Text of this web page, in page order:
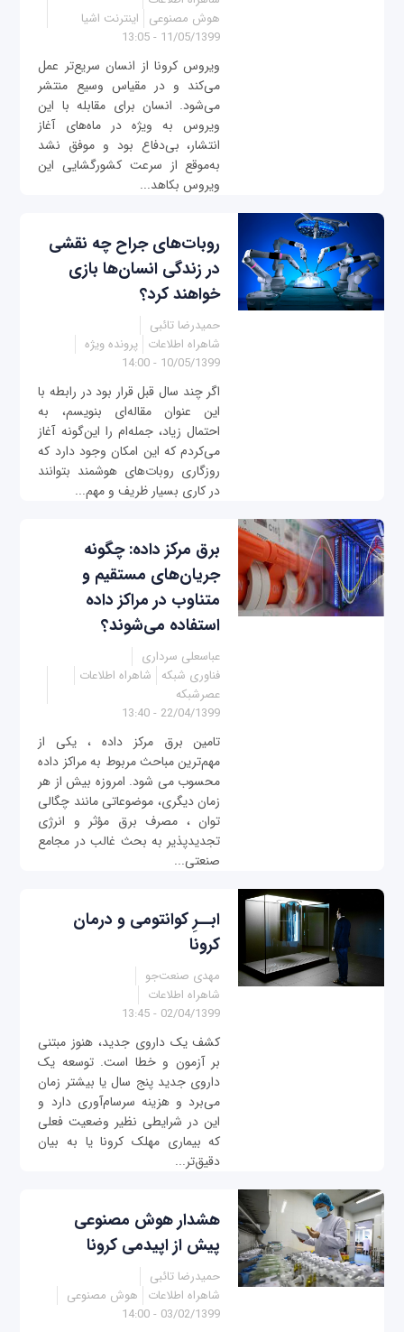
هوش مصنوعی
اینترنت اشیا
11/05/1399 - 13:05
ویروس کرونا از انسان سریع‌تر عمل
می‌کند و در مقیاس وسیع منتشر
می‌شود. انسان برای مقابله با این
ویروس به ویژ‌ه در ماه‌های آغاز
انتشار، بی‌دفاع بود و موفق نشد
به‌موقع از سرعت کشورگشایی این
ویروس بکاهد...
روبات‌های جراح چه نقشی
در زندگی انسان‌ها بازی
خواهند کرد؟
حمیدرضا تائبی
شاهراه اطلاعات پرونده ویژه
10/05/1399 - 14:00
اگر چند سال قبل قرار بود در رابطه با
این عنوان مقاله‌ای بنویسم، به
احتمال زیاد، جمله‌ام را این‌گونه آغاز
می‌کردم که این امکان وجود دارد که
روزگاری روبات‌های هوشمند بتوانند
در کاری بسیار ظریف و مهم...
برق مرکز داده: چگونه
جریان‌های مستقیم و
متناوب در مراکز داده
استفاده می‌شوند؟
عباسعلی سرداری
فناوری شبکه
شاهراه اطلاعات
عصرشبکه
22/04/1399 - 13:40
تامین برق مرکز داده ، یکی از
مهم‌ترین مباحث مربوط به مراکز داده
محسوب می شود. امروزه بیش از هر
زمان دیگری، موضوعاتی مانند چگالی
توان ، مصرف برق مؤثر و انرژی
تجدیدپذیر به بحث غالب در مجامع
صنعتی...
ابــرِ کوانتومی و درمان
کرونا
مهدی صنعت‌جو
شاهراه اطلاعات
02/04/1399 - 13:45
کشف یک داروی جدید، هنوز مبتنی
بر آزمون و خطا است. توسعه یک
داروی جدید پنج سال یا بیشتر زمان
می‌برد و هزینه‌ سرسام‌آوری دارد و
این در شرایطی نظیر وضعیت فعلی
که بیماری مهلک کرونا یا به بیان
دقیق‌تر...
هشدار هوش مصنوعی
پیش از اپیدمی کرونا
حمیدرضا تائبی
شاهراه اطلاعات
هوش مصنوعی
03/02/1399 - 14:00